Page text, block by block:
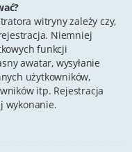
witryny zależy czy,
Niemniej
funkcji
awatar, wysyłanie
użytkowników,
itp. Rejestracja
wykonanie.